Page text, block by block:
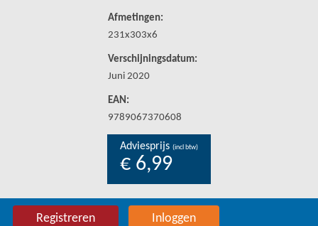
Afmetingen:
231x303x6
Verschijningsdatum:
Juni 2020
EAN:
9789067370608
Adviesprijs (incl btw)
€ 6,99
Registreren Inloggen